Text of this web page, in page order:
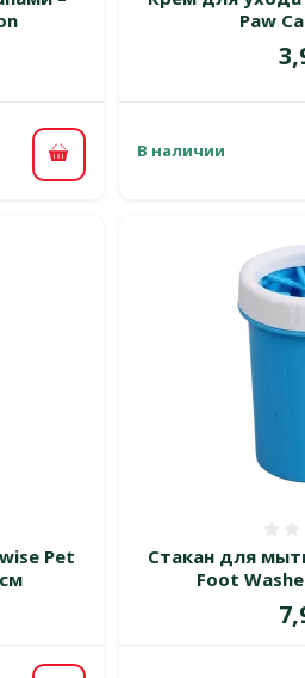
В корзину
Paw
В наличии
Pet
Стакан для
Foot